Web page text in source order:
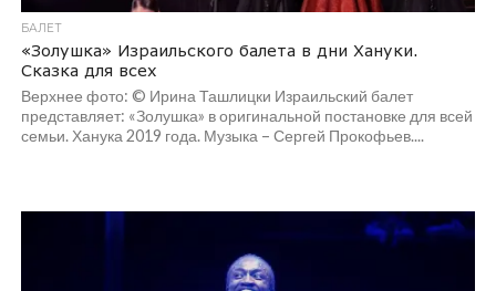
БАЛЕТ
«Золушка» Израильского балета в дни Хануки.
Сказка для всех
Верхнее фото: © Ирина Ташлицки Израильский балет
представляет: «Золушка» в оригинальной постановке для всей
семьи. Ханука 2019 года. Музыка – Сергей Прокофьев....